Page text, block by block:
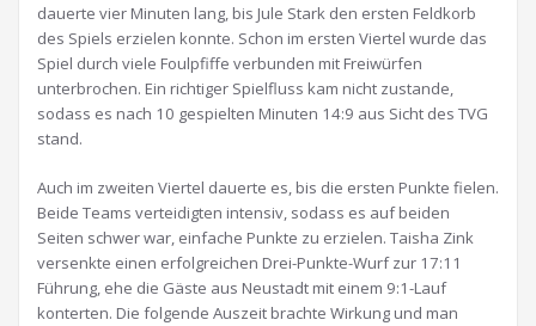
dauerte vier Minuten lang, bis Jule Stark den ersten Feldkorb
des Spiels erzielen konnte. Schon im ersten Viertel wurde das
Spiel durch viele Foulpfiffe verbunden mit Freiwürfen
unterbrochen. Ein richtiger Spielfluss kam nicht zustande,
sodass es nach 10 gespielten Minuten 14:9 aus Sicht des TVG
stand.
Auch im zweiten Viertel dauerte es, bis die ersten Punkte fielen.
Beide Teams verteidigten intensiv, sodass es auf beiden
Seiten schwer war, einfache Punkte zu erzielen. Taisha Zink
versenkte einen erfolgreichen Drei-Punkte-Wurf zur 17:11
Führung, ehe die Gäste aus Neustadt mit einem 9:1-Lauf
konterten. Die folgende Auszeit brachte Wirkung und man